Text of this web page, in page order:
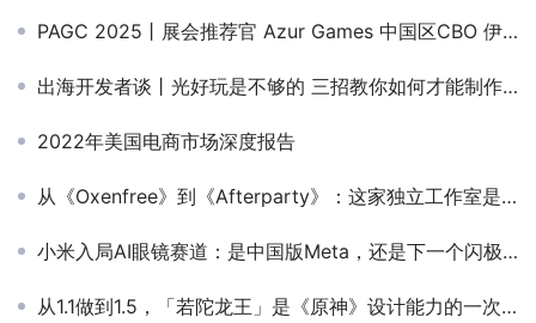
PAGC 2025丨展会推荐官 Azur Games 中国区CBO 伊万、Crazy Maple Studio 副总裁 南亚鹏 邀您参与万人出海展会
出海开发者谈丨光好玩是不够的 三招教你如何才能制作一款能“赚钱”的游戏
2022年美国电商市场深度报告
从《Oxenfree》到《Afterparty》：这家独立工作室是怎样做游戏的？
小米入局AI眼镜赛道：是中国版Meta，还是下一个闪极？
从1.1做到1.5，「若陀龙王」是《原神》设计能力的一次爆发